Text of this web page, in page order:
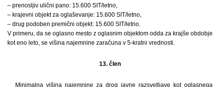
– prenosljiv ulični pano: 15.600 SIT/letno,
– krajevni objekt za oglaševanje: 15.600 SIT/letno,
– drug podoben premični objekt: 15.600 SIT/letno.
V primeru, da se oglasno mesto z oglasnim objektom odda za krajše obdobje
kot eno leto, se višina najemnine zaračuna v 5-kratni vrednosti.
13. člen
Minimalna višina najemnine za drog javne razsvetljave kot oglasnega